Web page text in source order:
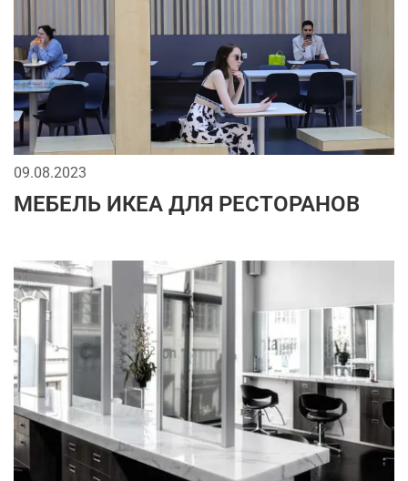
09.08.2023
МЕБЕЛЬ ИКЕА ДЛЯ РЕСТОРАНОВ